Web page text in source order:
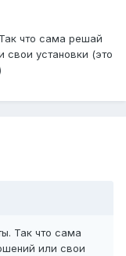
что сама решай
свои установки (это
Так что сама
или свои